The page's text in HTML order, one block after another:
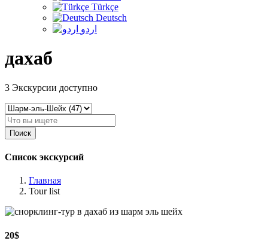
Türkçe
Deutsch
اردو
дахаб
3 Экскурсии доступно
Поиск
Список экскурсий
Главная
Tour list
20$